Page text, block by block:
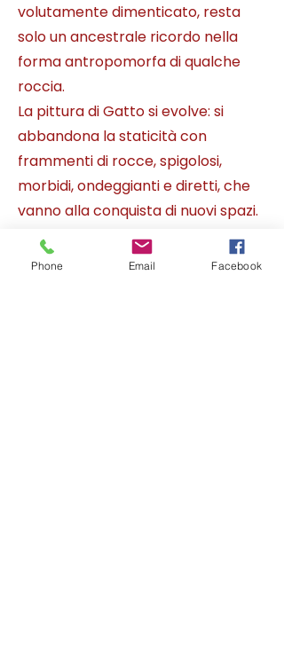
volutamente dimenticato, resta
solo un ancestrale ricordo nella
forma antropomorfa di qualche
roccia.
La pittura di Gatto si evolve: si
abbandona la staticità con
frammenti di rocce, spigolosi,
morbidi, ondeggianti e diretti, che
vanno alla conquista di nuovi spazi.
Dinamiche forme di colore che
corrono lungo la superficie della
Phone Email Facebook